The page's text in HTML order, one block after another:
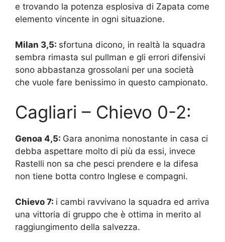
e trovando la potenza esplosiva di Zapata come
elemento vincente in ogni situazione.
Milan 3,5: sfortuna dicono, in realtà la squadra
sembra rimasta sul pullman e gli errori difensivi
sono abbastanza grossolani per una società
che vuole fare benissimo in questo campionato.
Cagliari – Chievo 0-2:
Genoa 4,5: Gara anonima nonostante in casa ci
debba aspettare molto di più da essi, invece
Rastelli non sa che pesci prendere e la difesa
non tiene botta contro Inglese e compagni.
Chievo 7: i cambi ravvivano la squadra ed arriva
una vittoria di gruppo che è ottima in merito al
raggiungimento della salvezza.